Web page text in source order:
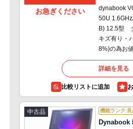
お急ぎください
dynabook
50U
B) 12.5型
キズ有り・
8%)の為お
詳細を見る
比較リストに追加
中古品 機能ランク:良
Dynabook